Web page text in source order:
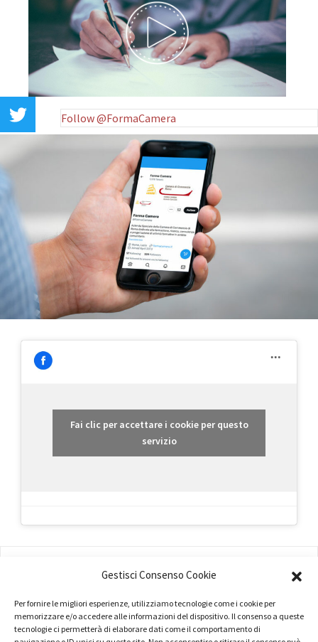
Gestisci Consenso Cookie
Per fornire le migliori esperienze, utilizziamo tecnologie come i cookie per
memorizzare e/o accedere alle informazioni del dispositivo. Il consenso a queste
tecnologie ci permetterà di elaborare dati come il comportamento di
Follow @FormaCamera
Fai clic per accettare i cookie per questo
servizio
TERMINI E CONDIZIONI